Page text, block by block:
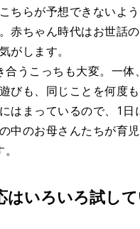
ちらが予想できないよ
赤ちゃん時代はお世話
がします。
うこっちも大変。一
びも、同じことを何度
はまっているので、1
中のお母さんたちが育
はいろいろ試し